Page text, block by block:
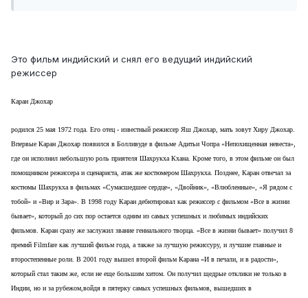
Это фильм индийский и снял его ведущий индийский
режиссер
Каран Джохар
родился 25 мая 1972 года. Его отец - известный режиссер Яш Джохар, мать зовут Хиру Джохар.
Впервые Каран Джохар появился в Болливуде в фильме Адитьи Чопра «Непохищенная невеста»,
где он исполнил небольшую роль приятеля Шахрукха Кхана. Кроме того, в этом фильме он был
помощником режиссера и сценариста, атак же костюмером Шахрукха. Позднее, Каран отвечал за
костюмы Шахрукха в фильмах «Сумасшедшее сердце», «Двойник», «Влюбленные», «Я рядом с
тобой» и «Вир и Зара». В 1998 году Каран дебютировал как режиссер с фильмом «Все в жизни
бывает», который до сих пор остается одним из самых успешных и любимых индийских
фильмов. Каран сразу же заслужил звание гениального творца. «Все в жизни бывает» получил 8
премий Filmfare как лучший фильм года, а также за лучшую режиссуру, и лучшие главные и
второстепенные роли. В 2001 году вышел второй фильм Карана «И в печали, и в радости»,
который стал таким же, если не еще большим хитом. Он получил щедрые отклики не только в
Индии, но и за рубежом,войдя в пятерку самых успешных фильмов, вышедших в